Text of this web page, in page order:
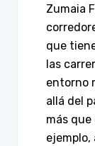
Zumaia
que
las
entorno
allá del
más que